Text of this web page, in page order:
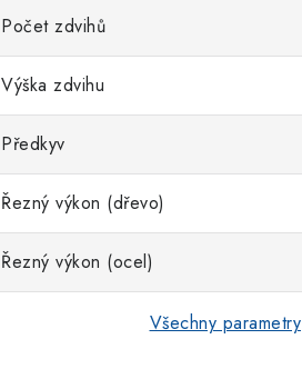
Počet zdvihů
Výška zdvihu
Předkyv
Řezný výkon (dřevo)
Řezný výkon (ocel)
Všechny parametry